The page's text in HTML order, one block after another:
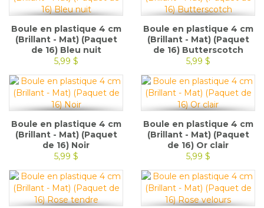
Boule en plastique 4 cm
(Brillant - Mat) (Paquet
de 16) Bleu nuit
5,99 $
Boule en plastique 4 cm
(Brillant - Mat) (Paquet
de 16) Butterscotch
5,99 $
Boule en plastique 4 cm
(Brillant - Mat) (Paquet
de 16) Noir
5,99 $
Boule en plastique 4 cm
(Brillant - Mat) (Paquet
de 16) Or clair
5,99 $